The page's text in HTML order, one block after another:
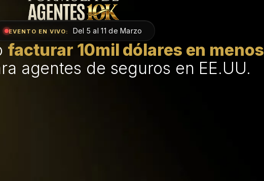
EVENTO EN VIVO: Del 5 al 11 de Marzo
facturar 10mil dólares en menos
agentes de seguros en EE.UU.